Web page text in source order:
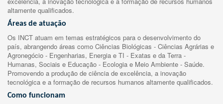
altamente qualificados.
Áreas de atuação
Os INCT atuam em temas estratégicos para o desenvolvimento do
país, abrangendo áreas como Ciências Biológicas - Ciências Agrárias e
Agronegócio - Engenharias, Energia e TI - Exatas e da Terra -
Humanas, Sociais e Educação - Ecologia e Meio Ambiente - Saúde.
Promovendo a produção de ciência de excelência, a inovação
tecnológica e a formação de recursos humanos altamente qualificados.
Como funcionam